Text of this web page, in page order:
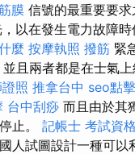
膜 信號的最重要要
以在發生電力故障
麼 按摩執照 撥筋 緊
且兩者都是在士氣上
照 推拿台中 seo點
台中刮痧 而且由於其
止。 記帳士 考試資格
人試圖設計一種可以